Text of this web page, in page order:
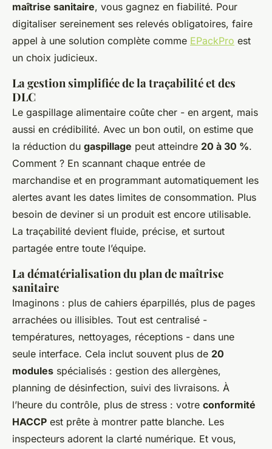
maîtrise sanitaire, vous gagnez en fiabilité. Pour
digitaliser sereinement ses relevés obligatoires, faire
appel à une solution complète comme EPackPro est
un choix judicieux.
La gestion simplifiée de la traçabilité et des
DLC
Le gaspillage alimentaire coûte cher - en argent, mais
aussi en crédibilité. Avec un bon outil, on estime que
la réduction du gaspillage peut atteindre 20 à 30 %.
Comment ? En scannant chaque entrée de
marchandise et en programmant automatiquement les
alertes avant les dates limites de consommation. Plus
besoin de deviner si un produit est encore utilisable.
La traçabilité devient fluide, précise, et surtout
partagée entre toute l’équipe.
La dématérialisation du plan de maîtrise
sanitaire
Imaginons : plus de cahiers éparpillés, plus de pages
arrachées ou illisibles. Tout est centralisé -
températures, nettoyages, réceptions - dans une
seule interface. Cela inclut souvent plus de 20
modules spécialisés : gestion des allergènes,
planning de désinfection, suivi des livraisons. À
l’heure du contrôle, plus de stress : votre conformité
HACCP est prête à montrer patte blanche. Les
inspecteurs adorent la clarté numérique. Et vous,